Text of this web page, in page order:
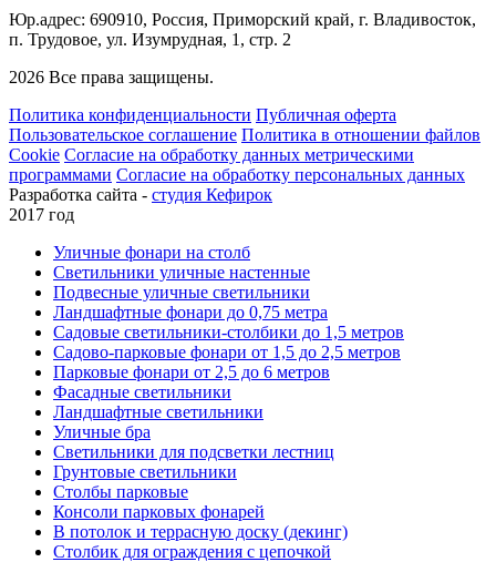
Юр.адрес: 690910, Россия, Приморский край, г. Владивосток,
п. Трудовое, ул. Изумрудная, 1, стр. 2
2026 Все права защищены.
Политика конфиденциальности Публичная оферта
Пользовательское соглашение Политика в отношении файлов
Cookie Согласие на обработку данных метрическими
программами Согласие на обработку персональных данных
Разработка сайта - студия Кефирок
2017 год
Уличные фонари на столб
Светильники уличные настенные
Подвесные уличные светильники
Ландшафтные фонари до 0,75 метра
Садовые светильники-столбики до 1,5 метров
Садово-парковые фонари от 1,5 до 2,5 метров
Парковые фонари от 2,5 до 6 метров
Фасадные светильники
Ландшафтные светильники
Уличные бра
Светильники для подсветки лестниц
Грунтовые светильники
Столбы парковые
Консоли парковых фонарей
В потолок и террасную доску (декинг)
Столбик для ограждения с цепочкой